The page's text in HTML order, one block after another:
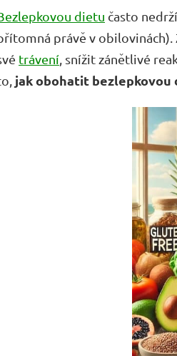
dietu často
právě v
trávení , snížit zánětlivé
jak obohatit bezlepkovou